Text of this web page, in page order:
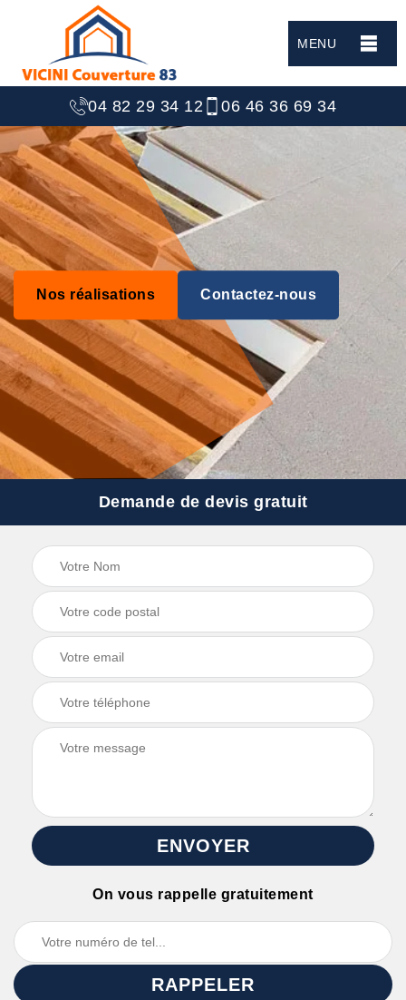
MENU
04 82 29 34 12 06 46 36 69 34
Nos réalisations Contactez-nous
Demande de devis gratuit
On vous rappelle gratuitement